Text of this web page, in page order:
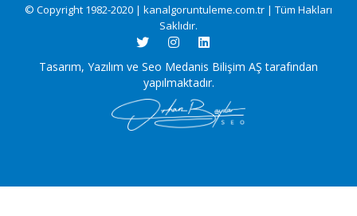
© Copyright 1982-2020 | kanalgoruntuleme.com.tr | Tüm Hakları
Saklıdır.
Tasarım, Yazılım ve Seo Medanis Bilişim AŞ tarafından
yapılmaktadır.